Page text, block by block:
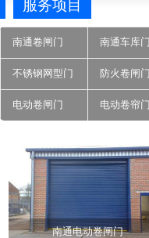
服务项目
南通卷闸门 南通车库门
不锈钢网型门 防火卷闸门
电动卷闸门 电动卷帘门
南通电动卷闸门